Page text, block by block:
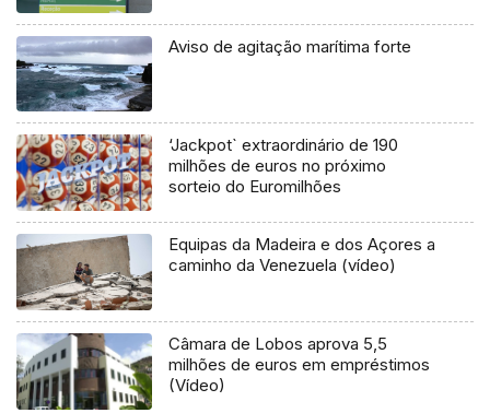
Aviso de agitação marítima forte
‘Jackpot` extraordinário de 190
milhões de euros no próximo
sorteio do Euromilhões
Equipas da Madeira e dos Açores a
caminho da Venezuela (vídeo)
Câmara de Lobos aprova 5,5
milhões de euros em empréstimos
(Vídeo)